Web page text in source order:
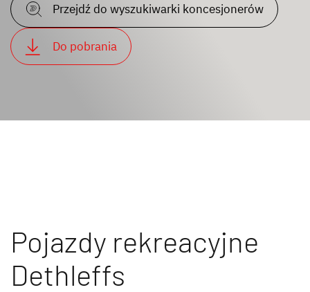
Przejdź do wyszukiwarki koncesjonerów
Do pobrania
Pojazdy rekreacyjne
Dethleffs